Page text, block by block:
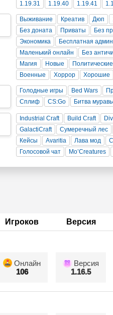
1.19.31
1.19.40 1.19.41
Выживание Креатив Дюп
Без доната
Приваты Без
Экономика
Бесплатная
Маленький онлайн
Без
Магия
Новые Политические
Военные
Хоррор Хорошие
Голодные игры Bed Wars
Сплиф
CS:Go Битва
Industrial Craft Build Craft
GalactiCraft
Сумеречный лес
Кейсы
Avaritia Лава мод
Голосовой чат
Mo’Creatures
Игроков Версия
Онлайн
106
Версия
1.16.5